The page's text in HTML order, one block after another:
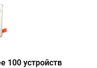
100 устройств